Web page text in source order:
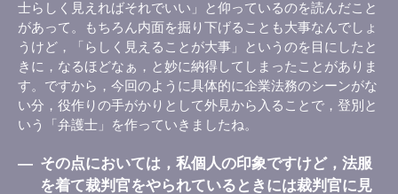
士らしく見えればそれでいい」と仰っているのを読んだこと
があって。もちろん内面を掘り下げることも大事なんでしょ
うけど，「らしく見えることが大事」というのを目にしたと
きに，なるほどなぁ，と妙に納得してしまったことがありま
す。ですから，今回のように具体的に企業法務のシーンがな
い分，役作りの手がかりとして外見から入ることで，登別と
いう「弁護士」を作っていきましたね。
― その点においては，私個人の印象ですけど，法服
を着て裁判官をやられているときには裁判官に見